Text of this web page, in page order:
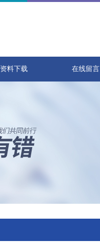
资料下载 在线留言